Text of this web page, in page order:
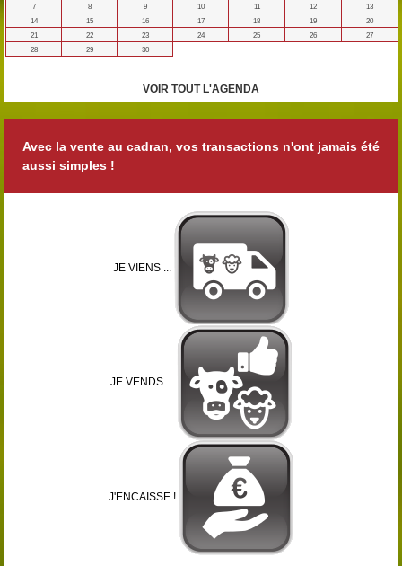
7
8 9 10 11 12
13
14
15 16 17 18 19
20
21
22 23 24 25 26
27
28
29 30
VOIR TOUT L'AGENDA
Avec la vente au cadran, vos transactions n'ont jamais été
aussi simples !
JE VIENS ...
JE VENDS ...
J'ENCAISSE !